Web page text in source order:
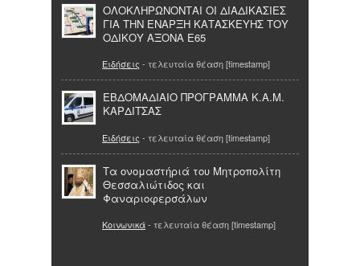
ΟΛΟΚΛΗΡΩΝΟΝΤΑΙ ΟΙ ΔΙΑΔΙΚΑΣΙΕΣ
ΓΙΑ ΤΗΝ ΕΝΑΡΞΗ ΚΑΤΑΣΚΕΥΗΣ ΤΟΥ
ΟΔΙΚΟΥ ΑΞΟΝΑ Ε65
Ειδήσεις - τελευταία θέαση [timestamp]
ΕΒΔΟΜΑΔΙΑΙΟ ΠΡΟΓΡΑΜΜΑ Κ.Α.Μ.
ΚΑΡΔΙΤΣΑΣ
Ειδήσεις - τελευταία θέαση [timestamp]
Τα ονομαστήριά του Μητροπολίτη
Θεσσαλιώτιδος και
Φαναριοφερσάλων
Κοινωνικά- τελευταία θέαση [timestamp]